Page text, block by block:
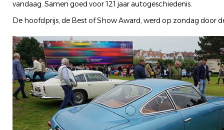
vandaag. Samen goed voor 121 jaar autogeschiedenis.
De hoofdprijs, de Best of Show Award, werd op zondag door